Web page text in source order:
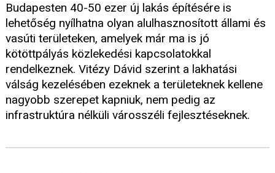
Budapesten 40-50 ezer új lakás építésére is
lehetőség nyílhatna olyan alulhasznosított állami és
vasúti területeken, amelyek már ma is jó
kötöttpályás közlekedési kapcsolatokkal
rendelkeznek. Vitézy Dávid szerint a lakhatási
válság kezelésében ezeknek a területeknek kellene
nagyobb szerepet kapniuk, nem pedig az
infrastruktúra nélküli városszéli fejlesztéseknek.